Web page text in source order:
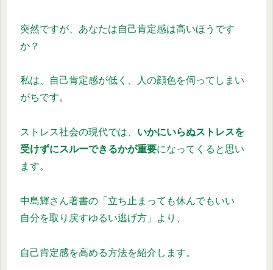
突然ですが、あなたは自己肯定感は高いほうです
か？
私は、自己肯定感が低く、人の顔色を伺ってしまい
がちです。
ストレス社会の現代では、 いかにいらぬストレスを
受けずにスルーできるかが重要になってくると思い
ます。
中島輝さん著書の「立ち止まっても休んでもいい
自分を取り戻すゆるい逃げ方」より、
自己肯定感を高める方法を紹介します。